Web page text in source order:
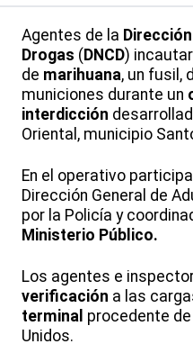
Agentes de la
Drogas ( DNCD)
de marihuana, un fusil,
municiones durante un
interdicción
Oriental, municipio
En el operativo
Dirección General de
por la Policía y
Ministerio Público.
Los agentes e
verificación a las
terminal procedente
Unidos.